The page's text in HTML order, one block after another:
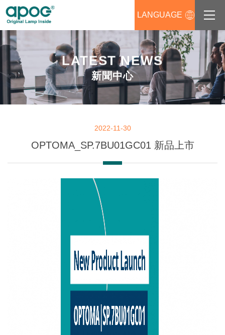
關於APOG
產品資訊
產品支援
經銷商專區
LANGUAGE
LATEST NEWS
新聞中心
2022-11-30
OPTOMA_SP.7BU01GC01 新品上市